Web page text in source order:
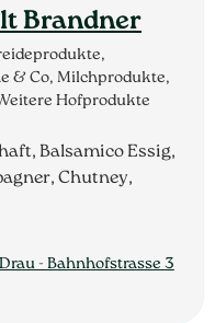
Brandner
& Co, Milchprodukte,
Hofprodukte
Balsamico Essig,
Chutney,
- Bahnhofstrasse 3